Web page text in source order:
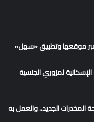
عبر موقعها وتطبيق «سهل»
الإسكانية لمزوري الجنسية
المخدرات الجديد.. والعمل به